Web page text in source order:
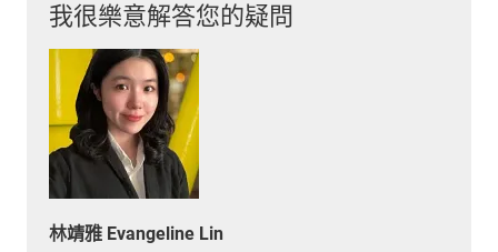
我很樂意解答您的疑問
林靖雅 Evangeline Lin